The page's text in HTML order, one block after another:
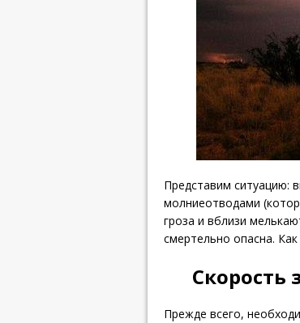
Представим ситуацию:
молниеотводами
гроза и вблизи
смертельно опасна.
Скорость
Прежде всего,